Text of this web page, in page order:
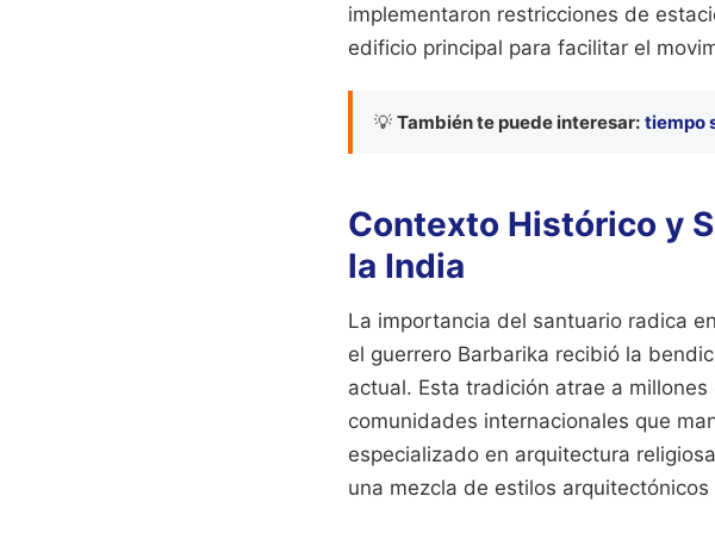
implementaron restricciones de
edificio principal para facilitar el
💡 También te puede interesar: tiempo
Contexto Histórico y
la India
La importancia del santuario radica
el guerrero Barbarika recibió la
actual. Esta tradición atrae a
comunidades internacionales que
especializado en arquitectura
una mezcla de estilos